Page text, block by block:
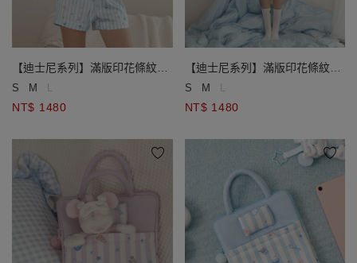
【迪士尼系列】滿版印花條紋短
袖上衣短褲家居服套裝
S M L
NT$ 1480
【迪士尼系列】滿版印花條紋短
袖上衣短褲家居服套裝
S M L
NT$ 1480